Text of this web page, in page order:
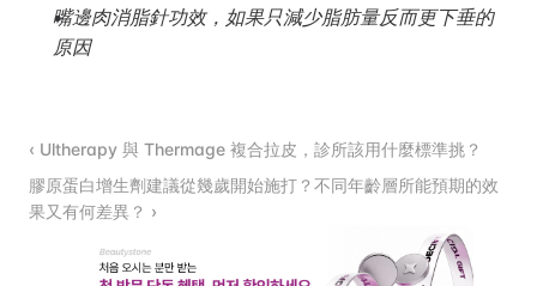
嘴邊肉消脂針功效，如果只減少脂肪量反而更下垂的
原因
‹ Ultherapy 與 Thermage 複合拉皮，診所該用什麼標準挑？
膠原蛋白增生劑建議從幾歲開始施打？不同年齡層所能預期的效
果又有何差異？ ›